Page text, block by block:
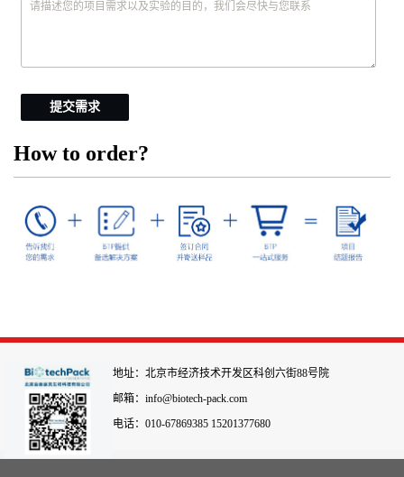
提交需求
How to order?
地址：北京市经济技术开发区科创六街88号院
邮箱：info@biotech-pack.com
电话：010-67869385 15201377680